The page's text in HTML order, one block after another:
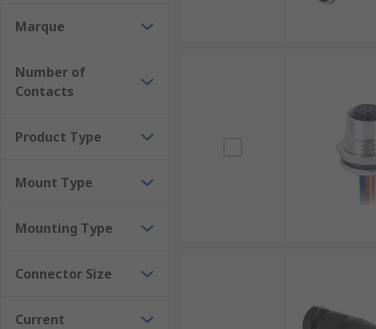
and signal transmission.
Circular industrial connectors can be found in various
Factory and Industrial Automation
Process Control
Measurement and instrumentation
Marque
Number of
Contacts
Product Type
Mount Type
Mounting Type
Connector Size
Current